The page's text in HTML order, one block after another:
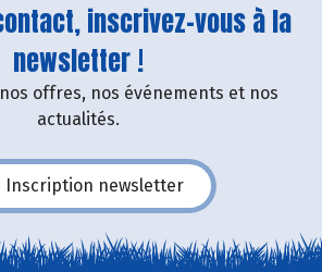
inscrivez-vous à la
newsletter !
offres, nos événements et nos
actualités.
Inscription newsletter